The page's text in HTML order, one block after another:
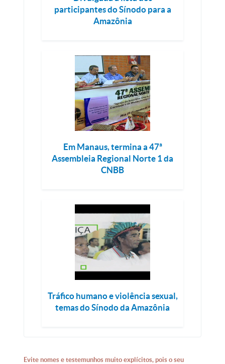
participantes do Sínodo para a
Amazônia
Em Manaus, termina a 47ª
Assembleia Regional Norte 1 da
CNBB
Tráfico humano e violência sexual,
temas do Sínodo da Amazônia
Evite nomes e testemunhos muito explícitos, pois o seu